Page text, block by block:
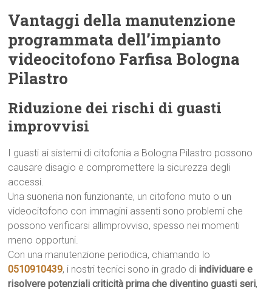
Vantaggi della manutenzione
programmata dell’impianto
videocitofono Farfisa Bologna
Pilastro
Riduzione dei rischi di guasti
improvvisi
I guasti ai sistemi di citofonia a Bologna Pilastro possono
causare disagio e compromettere la sicurezza degli
accessi.
Una suoneria non funzionante, un citofono muto o un
videocitofono con immagini assenti sono problemi che
possono verificarsi allimprovviso, spesso nei momenti
meno opportuni.
Con una manutenzione periodica, chiamando lo
0510910439, i nostri tecnici sono in grado di individuare e
risolvere potenziali criticità prima che diventino guasti seri,